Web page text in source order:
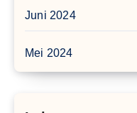
Juni 2024
Mei 2024